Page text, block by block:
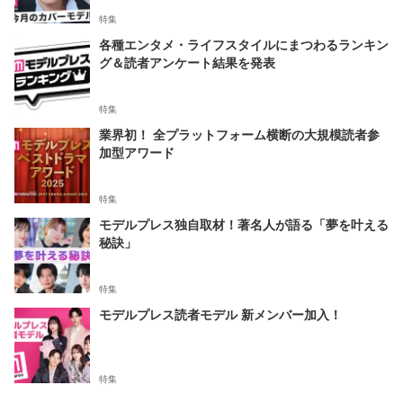
特集
各種エンタメ・ライフスタイルにまつわるランキン
グ＆読者アンケート結果を発表
特集
業界初！ 全プラットフォーム横断の大規模読者参
加型アワード
特集
モデルプレス独自取材！著名人が語る「夢を叶える
秘訣」
特集
モデルプレス読者モデル 新メンバー加入！
特集